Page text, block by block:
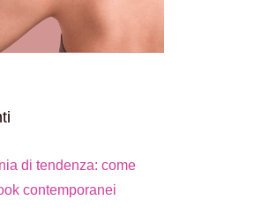
di tendenza: come
contemporanei